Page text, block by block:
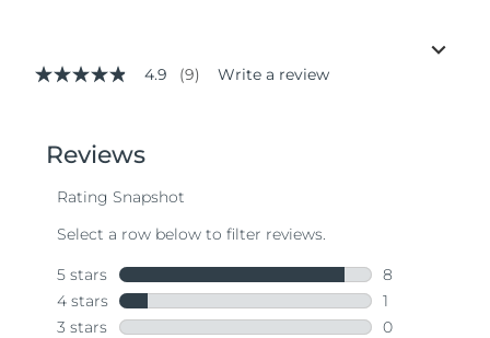
4.9
stars,
average
value.
Same
page
link.
4.9 (9) Write a review